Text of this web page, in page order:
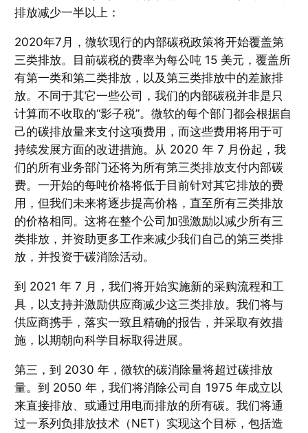
排放减少一半以上：
2020年7月，微软现行的内部碳税政策将开始覆盖第
三类排放。目前碳税的费率为每公吨 15 美元，覆盖所
有第一类和第二类排放，以及第三类排放中的差旅排
放。不同于其它一些公司，我们的内部碳税并非是只
计算而不收取的“影子税”。微软的每个部门都会根据自
己的碳排放量来支付这项费用，而这些费用将用于可
持续发展方面的改进措施。从 2020 年 7 月份起，我
们的所有业务部门还将为所有第三类排放支付内部碳
费。一开始的每吨价格将低于目前针对其它排放的费
用，但我们未来将逐步提高价格，直至所有三类排放
的价格相同。这将在整个公司加强激励以减少所有三
类排放，并资助更多工作来减少我们自己的第三类排
放，并投资于碳消除活动。
到 2021 年 7 月，我们将开始实施新的采购流程和工
具，以支持并激励供应商减少这三类排放。我们将与
供应商携手，落实一致且精确的报告，并采取有效措
施，以期朝向科学目标取得进展。
第三，到 2030 年，微软的碳消除量将超过碳排放
量。到 2050 年，我们将消除公司自 1975 年成立以
来直接排放、或通过用电而排放的所有碳。我们将通
过一系列负排放技术（NET）实现这个目标，包括造